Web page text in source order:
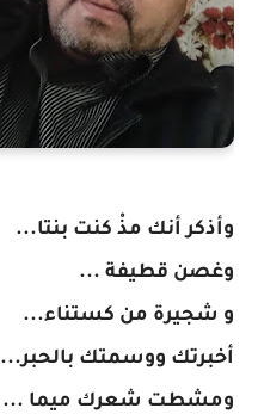
وأذكر أنك مذْ كنت بنتا...
وغصن قطيفة ...
و شجيرة من كستناء...
أخبرتك ووسمتك بالحبر...
ومشطت شعرك ميما ...